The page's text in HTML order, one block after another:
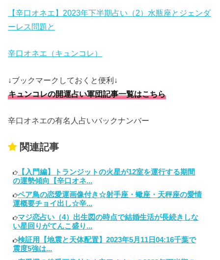
【辛口オネエ】2023年下半期占い（2）水瓶座とジェンダ
ーレス問題と
辛口オネエ（キュンコレ）
↓ブックマークしておくと便利↓
キュンコレの開運占い軍団記事一覧はこちら
辛口オネエの有名人占いバックナンバー
関連記事
【入門編】トランジットの火星が12室を運行する期間
の運勢傾向【辛口オネ...
ペア鳥の恋愛運画像付き☆射手座・蠍座・天秤座の愛情
運概要チョイ出し☆辛...
マジ恋占い（4）出生図の時点で結婚生活が長続きしな
い星回りがてんこ盛り...
検証用【地震と天体配置】2023年5月11日04:16千葉で
震度5強は...